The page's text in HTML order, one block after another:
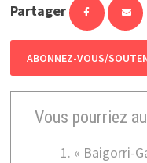
Partager
ABONNEZ-VOUS/
Vous pourriez
« Baigorri-